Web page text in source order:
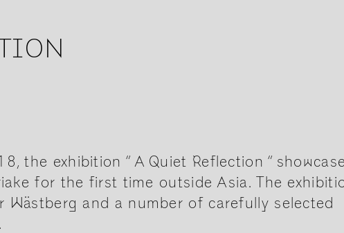
the exhibition ” A Quiet Reflection ”
for the first time outside Asia. The
and a number of carefully selected